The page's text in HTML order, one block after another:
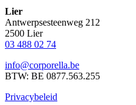
Lier
Antwerpsesteenweg 212
2500 Lier
03 488 02 74
info@corporella.be
BTW: BE 0877.563.255
Privacybeleid